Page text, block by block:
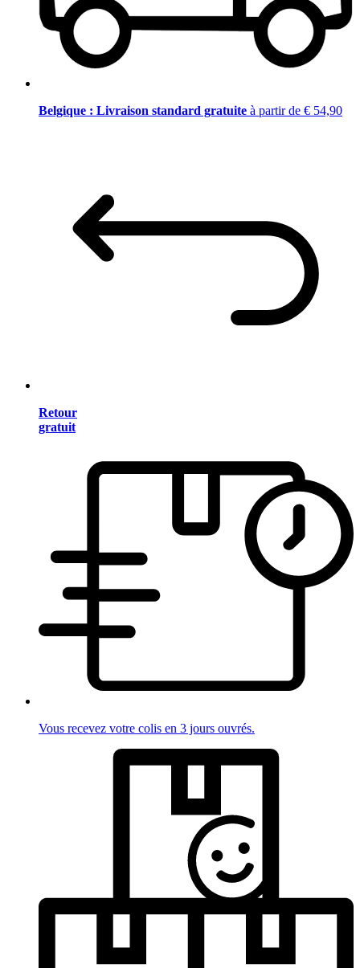
Belgique : Livraison standard gratuite à partir de € 54,90
Retour
gratuit
Vous recevez votre colis en 3 jours ouvrés.